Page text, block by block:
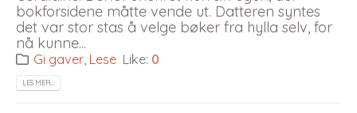
bokforsidene måtte vende ut. Datteren syntes
det var stor stas å velge bøker fra hylla selv, for
nå kunne...
Gi gaver, Lese Like: 0
LES MER…